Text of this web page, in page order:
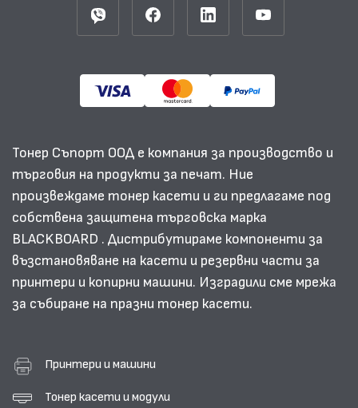
Тонер Съпорт ООД е компания за производство и
търговия на продукти за печат. Ние
произвеждаме тонер касети и ги предлагаме под
собствена защитена търговска марка
BLACKBOARD . Дистрибутираме компоненти за
възстановяване на касети и резервни части за
принтери и копирни машини. Изградили сме мрежа
за събиране на празни тонер касети.
Принтери и машини
Тонер касети и модули